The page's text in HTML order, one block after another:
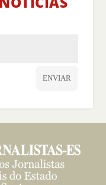
ENVIAR